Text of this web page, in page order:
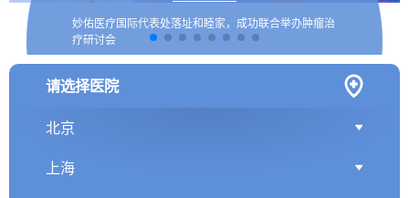
妙佑医疗国际代表处落址和睦家，成功联合举办肿瘤治
疗研讨会
请选择医院
北京
上海